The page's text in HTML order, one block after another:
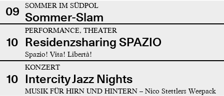
09
SOMMER IM SÜDPOL
Sommer-Slam
10
PERFORMANCE, THEATER
Residenzsharing SPAZIO
Spazio! Vita! Libertà!
10
KONZERT
Intercity Jazz Nights
MUSIK FÜR HIRN UND HINTERN – Nico Stettlers Weepack